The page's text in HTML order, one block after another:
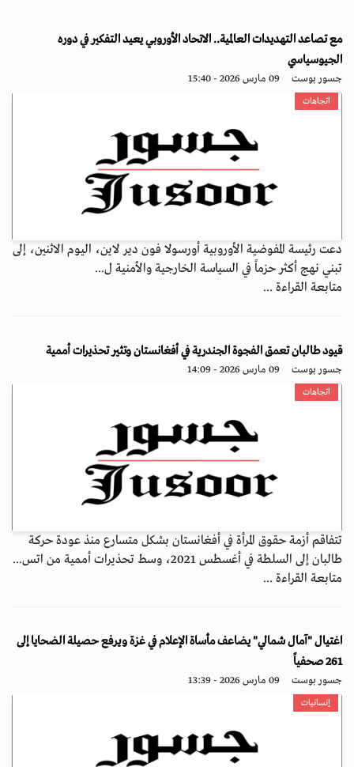
مع تصاعد التهديدات العالمية.. الاتحاد الأوروبي يعيد التفكير في دوره
الجيوسياسي
جسور بوست 09 مارس 2026 - 15:40
اتجاهات
دعت رئيسة المفوضية الأوروبية أورسولا فون دير لاين، اليوم الاثنين، إلى
تبني نهج أكثر حزماً في السياسة الخارجية والأمنية ل...
متابعة القراءة ...
قيود طالبان تعمق الفجوة الجندرية في أفغانستان وتثير تحذيرات أممية
جسور بوست 09 مارس 2026 - 14:09
اتجاهات
تتفاقم أزمة حقوق المرأة في أفغانستان بشكل متسارع منذ عودة حركة
طالبان إلى السلطة في أغسطس 2021، وسط تحذيرات أممية من اتس...
متابعة القراءة ...
اغتيال "آمال شمالي" يضاعف مأساة الإعلام في غزة ويرفع حصيلة الضحايا إلى
261 صحفياً
جسور بوست 09 مارس 2026 - 13:39
إنسانيات